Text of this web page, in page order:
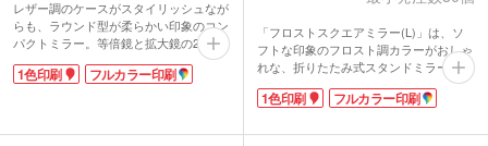
レザー調のケースがスタイリッシュなが
らも、ラウンド型が柔らかい印象のコン
パクトミラー。等倍鏡と拡大鏡の2面タ
イプで、シーンに合わせて使い分けられ
ます。ポーチにも入れやすいサイズで普
1色印刷 フルカラー印刷
「フロストスクエアミラー(L)」は、ソ
フトな印象のフロスト調カラーがおしゃ
れな、折りたたみ式スタンドミラー。念
入りにメイクしたいときやスキンケアに
便利な大きめサイズ。お部屋にひとつあ
上フタ部分に1色印刷とフルカラー印刷
1色印刷 フルカラー印刷